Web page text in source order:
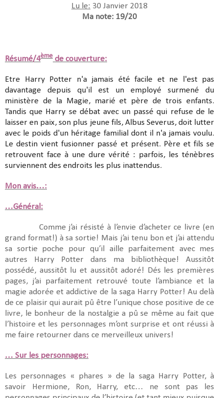
Lu le: 30 Janvier 2018
Ma note: 19/20
Résumé/4ème de couverture:
Etre Harry Potter n'a jamais été facile et ne l'est pas
davantage depuis qu'il est un employé surmené du
ministère de la Magie, marié et père de trois enfants.
Tandis que Harry se débat avec un passé qui refuse de le
laisser en paix, son plus jeune fils, Albus Severus, doit lutter
avec le poids d'un héritage familial dont il n'a jamais voulu.
Le destin vient fusionner passé et présent. Père et fils se
retrouvent face à une dure vérité : parfois, les ténèbres
surviennent des endroits les plus inattendus.
Mon avis…:
…Général:
Comme j’ai résisté à l’envie d’acheter ce livre (en
grand format!) à sa sortie! Mais j’ai tenu bon et j’ai attendu
sa sortie poche pour qu’il aille parfaitement avec mes
autres Harry Potter dans ma bibliothèque! Aussitôt
possédé, aussitôt lu et aussitôt adoré! Dés les premières
pages, j’ai parfaitement retrouvé toute l’ambiance et la
magie adorée et addictive de la saga Harry Potter! Au delà
de ce plaisir qui aurait pû être l’unique chose positive de ce
livre, le bonheur de la nostalgie a pû se même au fait que
l’histoire et les personnages m’ont surprise et ont réussi à
me faire retourner dans ce merveilleux univers!
… Sur les personnages:
Les personnages « phares » de la saga Harry Potter, à
savoir Hermione, Ron, Harry, etc… ne sont pas les